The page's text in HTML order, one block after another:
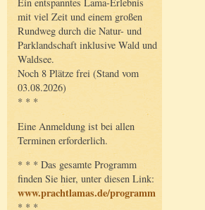
mit viel Zeit und einem großen
Rundweg durch die Natur- und
Parklandschaft inklusive Wald und
Waldsee.
Noch 8 Plätze frei (Stand vom
03.08.2026)
* * *
Eine Anmeldung ist bei allen
Terminen erforderlich.
* * * Das gesamte Programm
finden Sie hier, unter diesen Link:
www.prachtlamas.de/programm
* * *